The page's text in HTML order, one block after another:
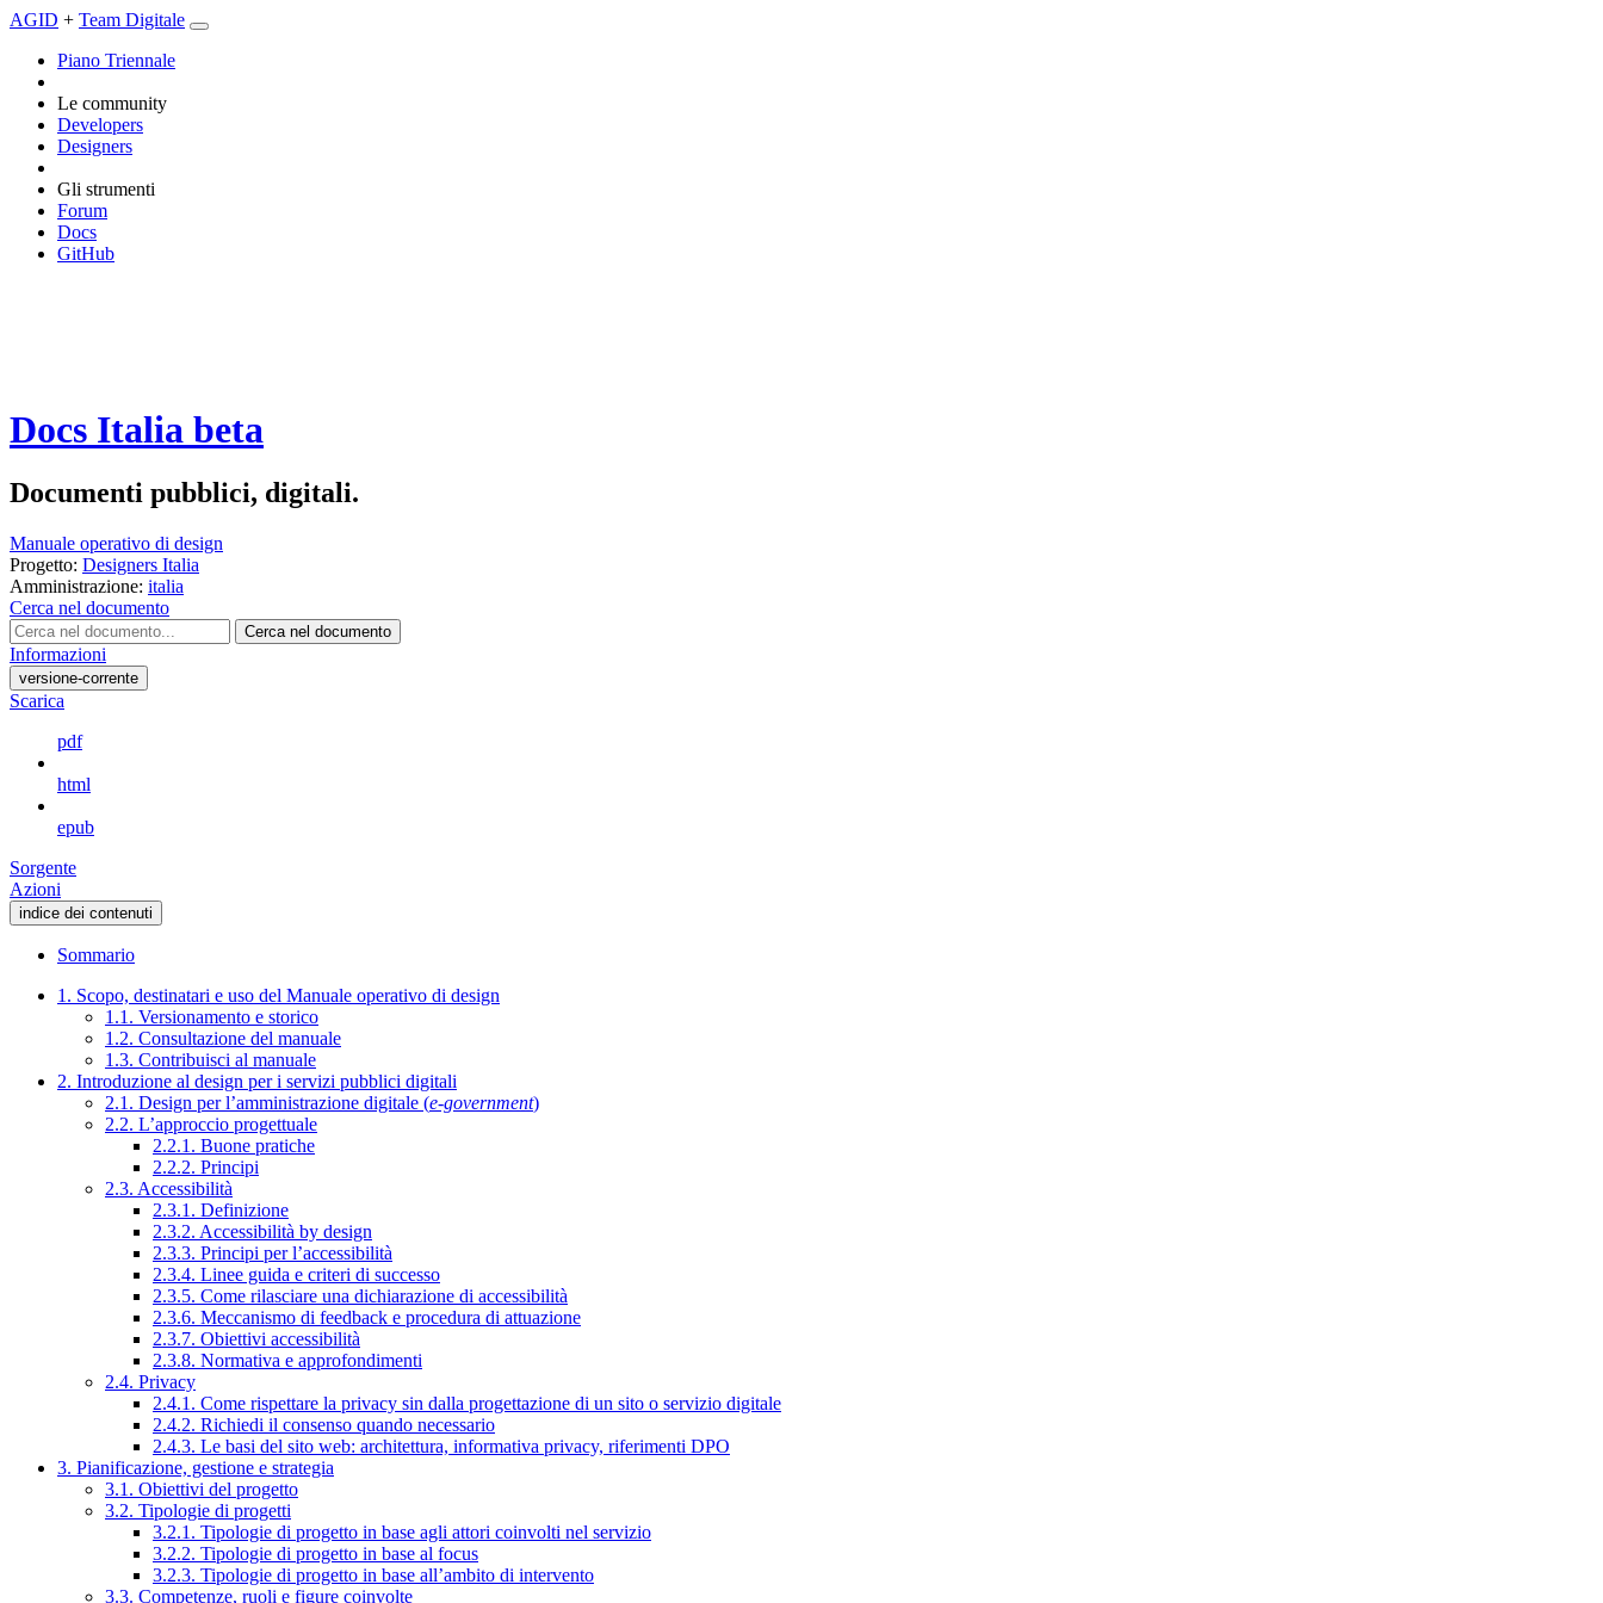
AGID + Team Digitale
Piano Triennale
Le community
Developers
Designers
Gli strumenti
Forum
Docs
GitHub
Docs Italia beta
Documenti pubblici, digitali.
Manuale operativo di design
Progetto: Designers Italia
Amministrazione: italia
Cerca nel documento
Cerca nel documento
Informazioni
versione-corrente
Scarica
pdf
html
epub
Sorgente
Azioni
indice dei contenuti
Sommario
1. Scopo, destinatari e uso del Manuale operativo di design
1.1. Versionamento e storico
1.2. Consultazione del manuale
1.3. Contribuisci al manuale
2. Introduzione al design per i servizi pubblici digitali
2.1. Design per l’amministrazione digitale (e-government)
2.2. L’approccio progettuale
2.2.1. Buone pratiche
2.2.2. Principi
2.3. Accessibilità
2.3.1. Definizione
2.3.2. Accessibilità by design
2.3.3. Principi per l’accessibilità
2.3.4. Linee guida e criteri di successo
2.3.5. Come rilasciare una dichiarazione di accessibilità
2.3.6. Meccanismo di feedback e procedura di attuazione
2.3.7. Obiettivi accessibilità
2.3.8. Normativa e approfondimenti
2.4. Privacy
2.4.1. Come rispettare la privacy sin dalla progettazione di un sito o servizio digitale
2.4.2. Richiedi il consenso quando necessario
2.4.3. Le basi del sito web: architettura, informativa privacy, riferimenti DPO
3. Pianificazione, gestione e strategia
3.1. Obiettivi del progetto
3.2. Tipologie di progetti
3.2.1. Tipologie di progetto in base agli attori coinvolti nel servizio
3.2.2. Tipologie di progetto in base al focus
3.2.3. Tipologie di progetto in base all’ambito di intervento
3.3. Competenze, ruoli e figure coinvolte